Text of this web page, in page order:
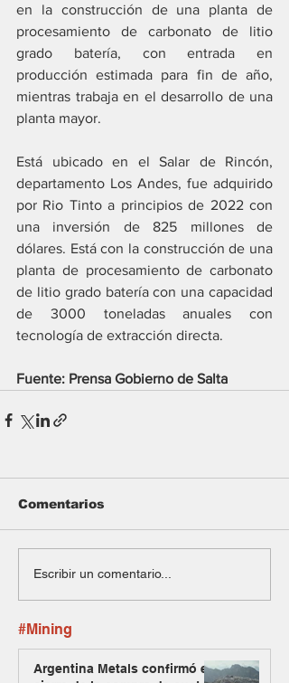
en la construcción de una planta de
procesamiento de carbonato de litio
grado batería, con entrada en
producción estimada para fin de año,
mientras trabaja en el desarrollo de una
planta mayor.
Está ubicado en el Salar de Rincón,
departamento Los Andes, fue adquirido
por Rio Tinto a principios de 2022 con
una inversión de 825 millones de
dólares. Está con la construcción de una
planta de procesamiento de carbonato
de litio grado batería con una capacidad
de 3000 toneladas anuales con
tecnología de extracción directa.
Fuente: Prensa Gobierno de Salta
Comentarios
Escribir un comentario...
#Mining
Argentina Metals confirmó el